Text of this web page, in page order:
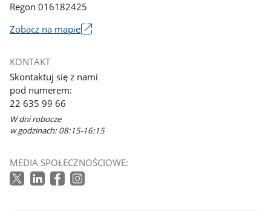
Regon 016182425
Zobacz na mapie
się
w
nowym
oknie
KONTAKT
Skontaktuj się z nami
pod numerem:
22 635 99 66
W dni robocze
w godzinach: 08:15-16:15
MEDIA SPOŁECZNOŚCIOWE: